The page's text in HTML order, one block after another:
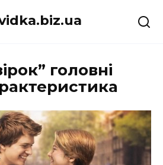
головні